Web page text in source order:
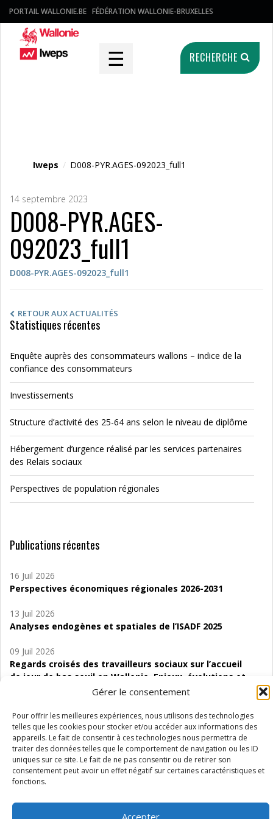
Gérer le consentement
Pour offrir les meilleures expériences, nous utilisons des technologies
telles que les cookies pour stocker et/ou accéder aux informations des
appareils. Le fait de consentir à ces technologies nous permettra de
traiter des données telles que le comportement de navigation ou les ID
uniques sur ce site. Le fait de ne pas consentir ou de retirer son
consentement peut avoir un effet négatif sur certaines caractéristiques et
fonctions.
Accepter
PORTAIL WALLONIE.BE FÉDÉRATION WALLONIE-BRUXELLES
☰ RECHERCHE
Iweps / D008-PYR.AGES-092023_full1
14 septembre 2023
D008-PYR.AGES-
092023_full1
D008-PYR.AGES-092023_full1
RETOUR AUX ACTUALITÉS
Statistiques récentes
Enquête auprès des consommateurs wallons – indice de la
confiance des consommateurs
Investissements
Structure d’activité des 25-64 ans selon le niveau de diplôme
Hébergement d’urgence réalisé par les services partenaires
des Relais sociaux
Perspectives de population régionales
Publications récentes
16 Juil 2026
Perspectives économiques régionales 2026-2031
13 Juil 2026
Analyses endogènes et spatiales de l’ISADF 2025
09 Juil 2026
Regards croisés des travailleurs sociaux sur l’accueil
de jour de bas seuil en Wallonie. Enjeux, évolutions et
06 Juil 2026
Étude d’évaluabilité des Structures
d’accompagnement à l’autocréation d’emploi (SAACE)
01 Juil 2026
Pénurie du personnel infirmier :quels indicateurs
Wallonie ?